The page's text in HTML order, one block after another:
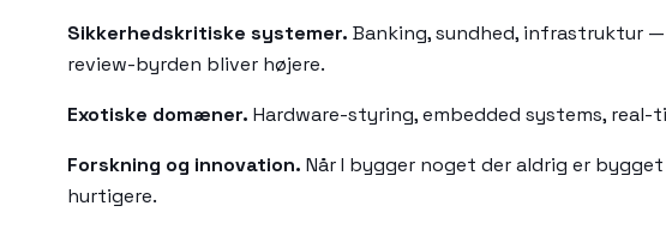
Sikkerhedskritiske systemer. Banking, sundhed, infrastruktur
review-byrden bliver højere.
Exotiske domæner. Hardware-styring, embedded systems,
Forskning og innovation. Når I bygger noget der aldrig er
hurtigere.